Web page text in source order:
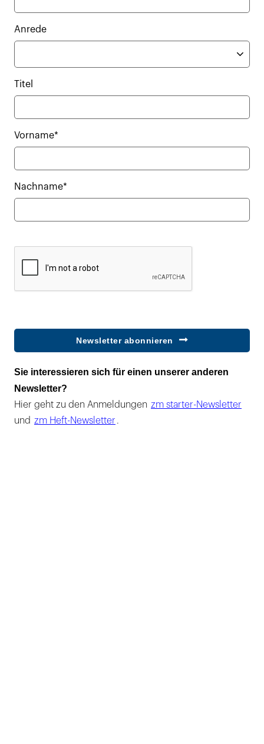
Anrede
Titel
Vorname*
Nachname*
Newsletter abonnieren
Sie interessieren sich für einen unserer anderen
Newsletter?
Hier geht zu den Anmeldungen zm starter-Newsletter
und zm Heft-Newsletter .